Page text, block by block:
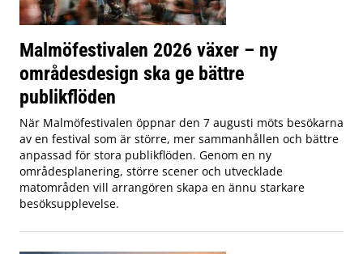
Malmöfestivalen 2026 växer – ny
områdesdesign ska ge bättre
publikflöden
När Malmöfestivalen öppnar den 7 augusti möts besökarna
av en festival som är större, mer sammanhållen och bättre
anpassad för stora publikflöden. Genom en ny
områdesplanering, större scener och utvecklade
matområden vill arrangören skapa en ännu starkare
besöksupplevelse.